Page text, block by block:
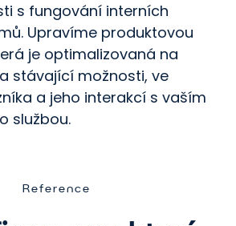
s fungování interních
Upravíme produktovou
je optimalizovaná na
stávající možnosti, ve
a jeho interakcí s vaším
službou.
Reference